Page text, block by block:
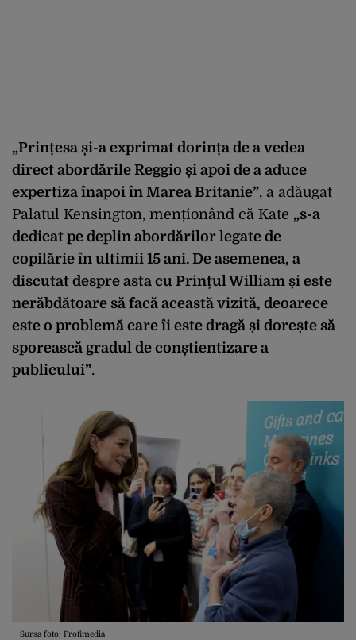
„Prințesa și-a exprimat dorința de a vedea
direct abordările Reggio și apoi de a aduce
expertiza înapoi în Marea Britanie”, a adăugat
Palatul Kensington, menționând că Kate „s-a
dedicat pe deplin abordărilor legate de
copilărie în ultimii 15 ani. De asemenea, a
discutat despre asta cu Prințul William și este
nerăbdătoare să facă această vizită, deoarece
este o problemă care îi este dragă și dorește să
sporească gradul de conștientizare a
publicului”.
Sursa foto: Profimedia